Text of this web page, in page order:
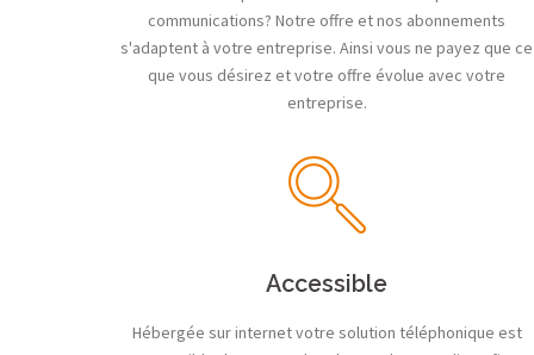
communications? Notre offre et nos abonnements
s'adaptent à votre entreprise. Ainsi vous ne payez que ce
que vous désirez et votre offre évolue avec votre
entreprise.
Accessible
Hébergée sur internet votre solution téléphonique est